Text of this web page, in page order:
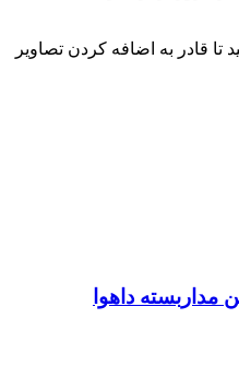
قادر به اضافه کردن تصاویر